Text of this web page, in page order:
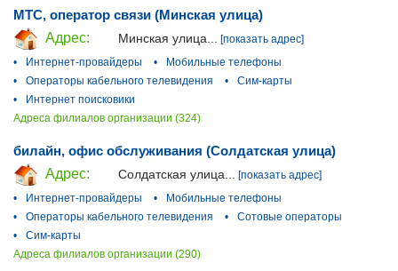
МТС, оператор связи (Минская улица)
Адрес:
Минская улица...
[показать адрес]
•
Интернет-провайдеры •
Мобильные телефоны
•
Операторы кабельного телевидения •
Сим-карты
•
Интернет поисковики
Адреса филиалов организации (324)
билайн, офис обслуживания (Солдатская улица)
Адрес:
Солдатская улица...
[показать адрес]
•
Интернет-провайдеры •
Мобильные телефоны
•
Операторы кабельного телевидения •
Сотовые операторы
•
Сим-карты
Адреса филиалов организации (290)